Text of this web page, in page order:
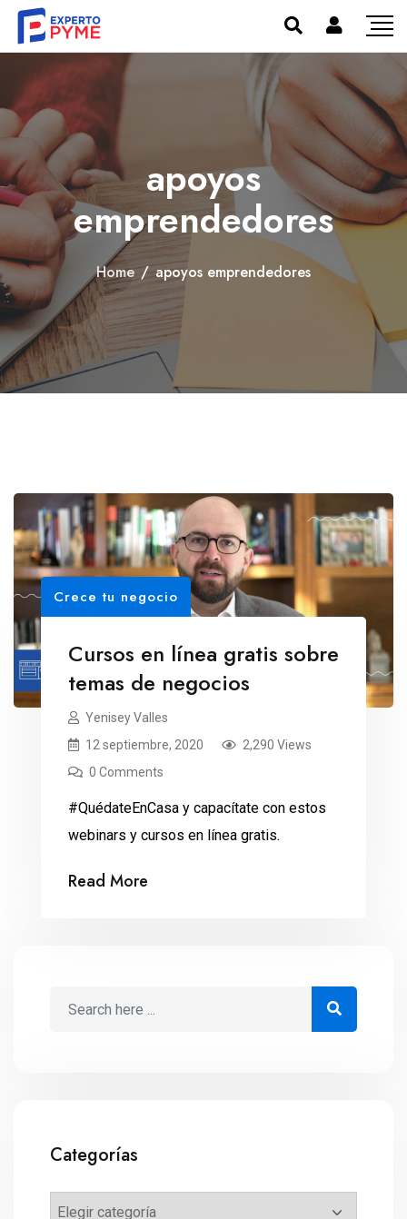
apoyos
emprendedores
Home / apoyos emprendedores
Crece tu negocio
Cursos en línea gratis sobre
temas de negocios
Yenisey Valles
12 septiembre, 2020
2,290 Views
0 Comments
#QuédateEnCasa y capacítate con estos
webinars y cursos en línea gratis.
Read More
Categorías